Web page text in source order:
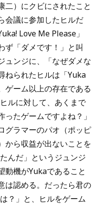
二）にクビにされたこと
会議に参加したヒルだ
Love Me Please」
ず「ダメです！」と叫
ュンジに、「なぜダメな
ねられたヒルは「Yuka
ゲーム以上の存在である
ルに対して、あくまで
たゲームですよね？」
グラマーのパオ（ポッピ
から収益が出ないことを
んだ」というジュンジ
動機がYukaであること
は認める。だったら君の
？」と、ヒルをゲーム